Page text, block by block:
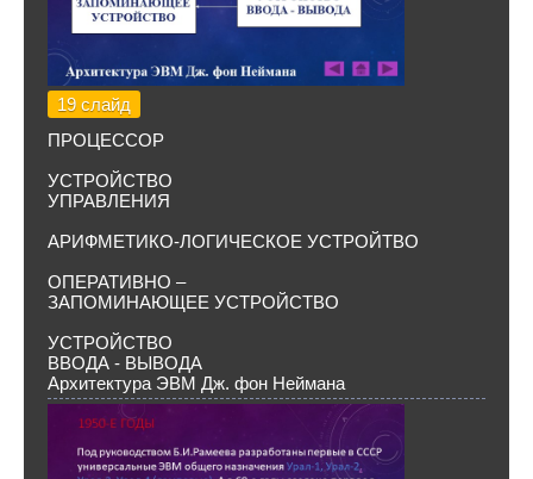
19 слайд
ПРОЦЕССОР
УСТРОЙСТВО
УПРАВЛЕНИЯ
АРИФМЕТИКО-ЛОГИЧЕСКОЕ УСТРОЙТВО
ОПЕРАТИВНО –
ЗАПОМИНАЮЩЕЕ УСТРОЙСТВО
УСТРОЙСТВО
ВВОДА - ВЫВОДА
Архитектура ЭВМ Дж. фон Неймана